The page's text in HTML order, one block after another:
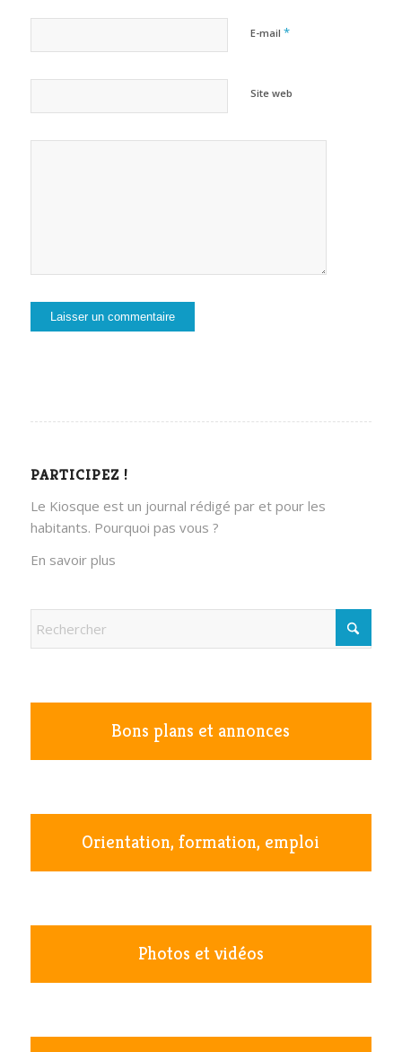
E-mail *
Site web
PARTICIPEZ !
Le Kiosque est un journal rédigé par et pour les
habitants. Pourquoi pas vous ?
En savoir plus
Bons plans et annonces
Orientation, formation, emploi
Photos et vidéos